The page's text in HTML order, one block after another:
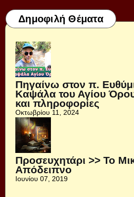
Δημοφιλή Θέματα
Πηγαίνω στον π.
Καψάλα του Αγίου
και πληροφορίες
Οκτωβρίου 11, 2024
Προσευχητάρι >> Το
Απόδειπνο
Ιουνίου 07, 2019